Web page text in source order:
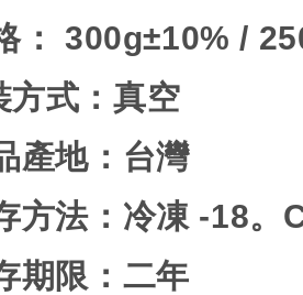
：
300g±10% /
方式：真空
產地：台灣
方法：冷凍 -18。
期限：二年